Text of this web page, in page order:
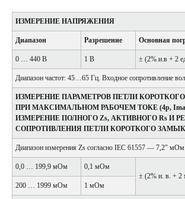
ИЗМЕРЕНИЕ НАПРЯЖЕНИЯ
Диапазон Разрешение Основная
0 … 440 В 1 В ± (2% и.в + 2
Диапазон частот: 45…65 Гц. Входное сопротивление
ИЗМЕРЕНИЕ ПАРАМЕТРОВ ПЕТЛИ
ПРИ МАКСИМАЛЬНОМ РАБОЧЕМ ТОКЕ (4p,
ИЗМЕРЕНИЕ ПОЛНОГО Zs, АКТИВНОГО Rs И
СОПРОТИВЛЕНИЯ ПЕТЛИ КОРОТКОГО
Диапазон измерения Zs согласно IEC 61557 — 7,2″
0,0 … 199,9 мОм
0,1 мОм
± (2% и. в. +
200 … 1999 мОм
1 мОм